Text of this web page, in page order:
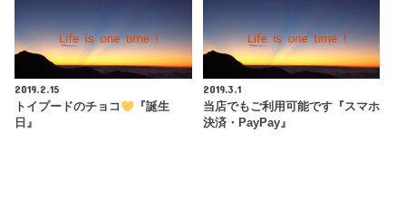
2019.2.15
トイプードのチョコ
『誕生
日』
2019.3.1
当店でもご利用可能です『スマホ
決済・PayPay』